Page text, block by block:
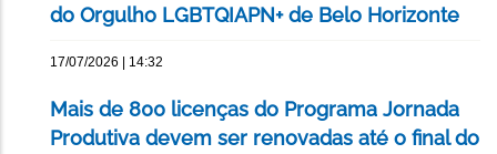
do Orgulho LGBTQIAPN+ de Belo Horizonte
17/07/2026 | 14:32
Mais de 800 licenças do Programa Jornada
Produtiva devem ser renovadas até o final do